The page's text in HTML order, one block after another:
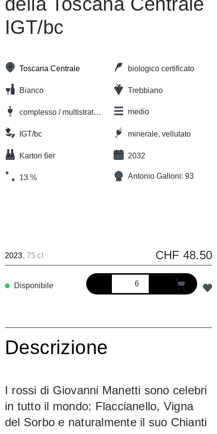
IGT/bc
Toscana Centrale biologico certificato
Bianco Trebbiano
complesso / multistrato,
medio
IGT/bc minerale, vellutato
Karton 6er 2032
13 % Antonio Galloni: 93
2023, 75 cl CHF 48.50
Disponibile
Descrizione
I rossi di Giovanni Manetti sono celebri
in tutto il mondo: Flaccianello, Vigna
del Sorbo e naturalmente il suo Chianti